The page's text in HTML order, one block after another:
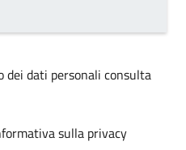
dati personali consulta
sulla privacy